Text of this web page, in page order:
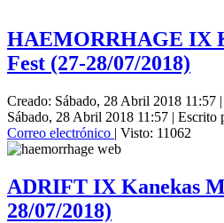
HAEMORRHAGE IX
Fest (27-28/07/2018)
Creado: Sábado, 28 Abril 2018 11:57 |
Sábado, 28 Abril 2018 11:57 | Escrito
Correo electrónico | Visto: 11062
ADRIFT IX Kanekas
28/07/2018)